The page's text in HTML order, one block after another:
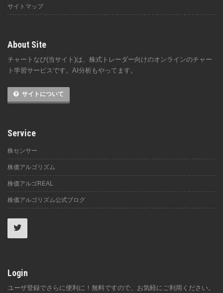
サイトマップ
About Site
チャートなび(当サイト)は、株式トレーダー向けのオンラインのチャー
ト学習サービスです。AI分析もやってます。
サイトについて
Service
株センサー
株価アルゴリズム
株価アルゴREAL
株価アルゴリズム公式ブログ
Login
ユーザ登録でさらに便利に！無料ですので、お気軽にご利用ください。